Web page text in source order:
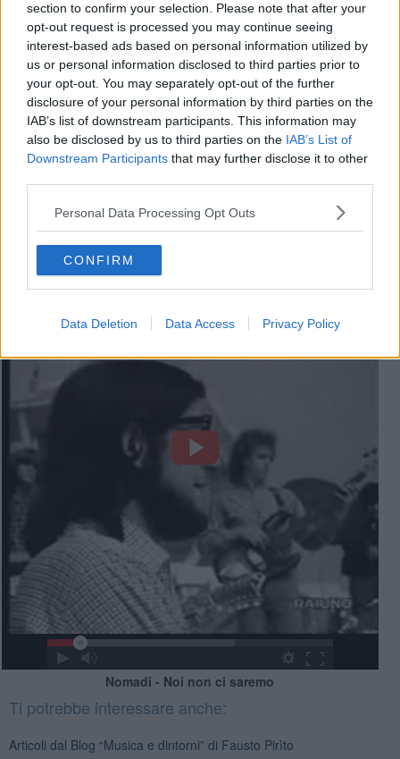
section to confirm your selection. Please note that after your
opt-out request is processed you may continue seeing
interest-based ads based on personal information utilized by
us or personal information disclosed to third parties prior to
your opt-out. You may separately opt-out of the further
disclosure of your personal information by third parties on the
IAB’s list of downstream participants. This information may
also be disclosed by us to third parties on the IAB’s List of
Downstream Participants that may further disclose it to other
Personal Data Processing Opt Outs
CONFIRM
Data Deletion Data Access Privacy Policy
Nomadi)
Nomadi - Noi non ci saremo
Ti potrebbe interessare anche:
Articoli dal Blog “Musica e dintorni” di Fausto Pirìto